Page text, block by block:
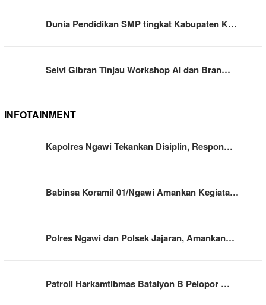
Dunia Pendidikan SMP tingkat Kabupaten K…
Selvi Gibran Tinjau Workshop AI dan Bran…
INFOTAINMENT
Kapolres Ngawi Tekankan Disiplin, Respon…
Babinsa Koramil 01/Ngawi Amankan Kegiata…
Polres Ngawi dan Polsek Jajaran, Amankan…
Patroli Harkamtibmas Batalyon B Pelopor …